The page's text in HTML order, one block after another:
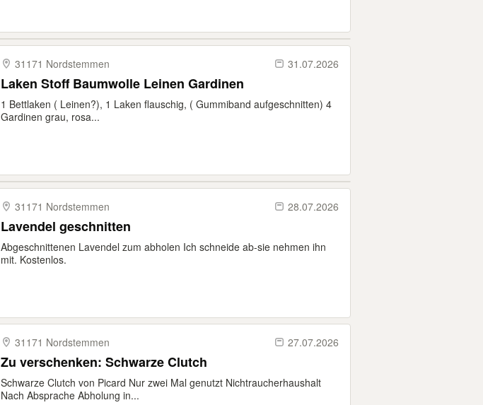
31171 Nordstemmen 31.07.2026
Laken Stoff Baumwolle Leinen Gardinen
1 Bettlaken ( Leinen?), 1 Laken flauschig, ( Gummiband aufgeschnitten) 4
Gardinen grau, rosa...
31171 Nordstemmen 28.07.2026
Lavendel geschnitten
Abgeschnittenen Lavendel zum abholen Ich schneide ab-sie nehmen ihn
mit. Kostenlos.
31171 Nordstemmen 27.07.2026
Zu verschenken: Schwarze Clutch
Schwarze Clutch von Picard Nur zwei Mal genutzt Nichtraucherhaushalt
Nach Absprache Abholung in...